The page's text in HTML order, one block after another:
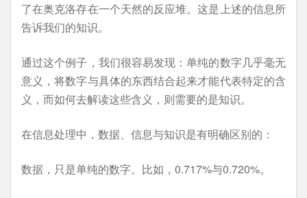
了在奥克洛存在一个天然的反应堆。这是上述的信息所
告诉我们的知识。
通过这个例子，我们很容易发现：单纯的数字几乎毫无
意义，将数字与具体的东西结合起来才能代表特定的含
义，而如何去解读这些含义，则需要的是知识。
在信息处理中，数据、信息与知识是有明确区别的：
数据，只是单纯的数字。比如，0.717%与0.720%。